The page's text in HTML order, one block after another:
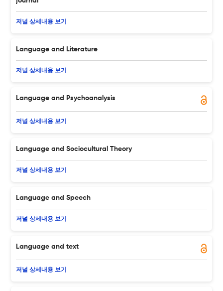
저널 상세내용 보기
Language and Literature
저널 상세내용 보기
Language and Psychoanalysis
저널 상세내용 보기
Language and Sociocultural Theory
저널 상세내용 보기
Language and Speech
저널 상세내용 보기
Language and text
저널 상세내용 보기